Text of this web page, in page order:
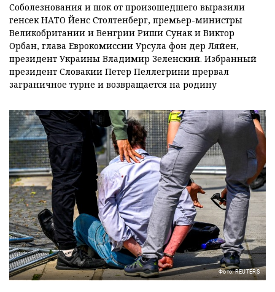
Соболезнования и шок от произошедшего выразили
генсек НАТО Йенс Столтенберг, премьер-министры
Великобритании и Венгрии Риши Сунак и Виктор
Орбан, глава Еврокомиссии Урсула фон дер Ляйен,
президент Украины Владимир Зеленский. Избранный
президент Словакии Петер Пеллегрини прервал
заграничное турне и возвращается на родину
Фото: REUTERS